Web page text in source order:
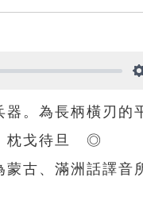
。為長柄橫刃的
枕戈待旦 ◎
古、滿洲話譯音